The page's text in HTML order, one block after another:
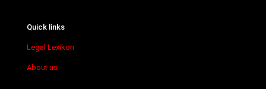
Quick links
Legal Lexikon
About us